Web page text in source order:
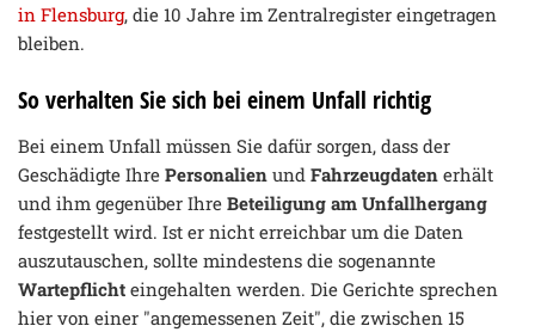
in Flensburg, die 10 Jahre im Zentralregister eingetragen
bleiben.
So verhalten Sie sich bei einem Unfall richtig
Bei einem Unfall müssen Sie dafür sorgen, dass der
Geschädigte Ihre Personalien und Fahrzeugdaten erhält
und ihm gegenüber Ihre Beteiligung am Unfallhergang
festgestellt wird. Ist er nicht erreichbar um die Daten
auszutauschen, sollte mindestens die sogenannte
Wartepflicht eingehalten werden. Die Gerichte sprechen
hier von einer "angemessenen Zeit", die zwischen 15